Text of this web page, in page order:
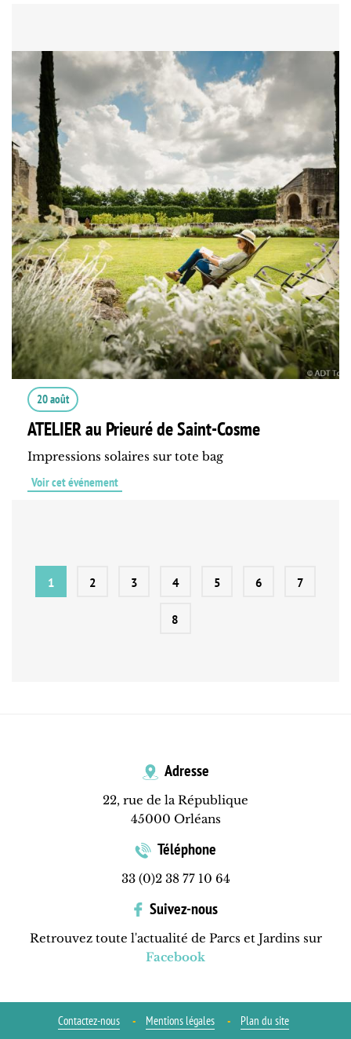
20 août
ATELIER au Prieuré de Saint-Cosme
Impressions solaires sur tote bag
Voir cet événement
1 2 3 4 5 6 7
8
Adresse
22, rue de la République
45000 Orléans
Téléphone
33 (0)2 38 77 10 64
Suivez-nous
Retrouvez toute l'actualité de Parcs et Jardins sur
Facebook
Contactez-nous Mentions légales Plan du site